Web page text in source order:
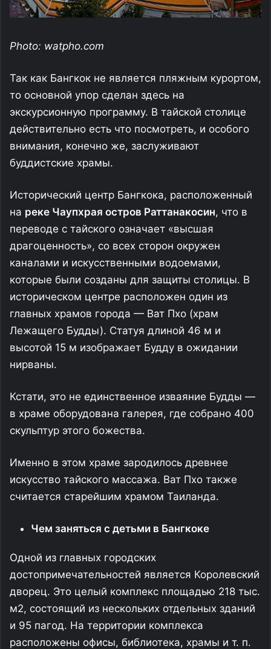
Photo: watpho.com
Так как Бангкок не является пляжным курортом,
то основной упор сделан здесь на
экскурсионную программу. В тайской столице
действительно есть что посмотреть, и особого
внимания, конечно же, заслуживают
буддистские храмы.
Исторический центр Бангкока, расположенный
на реке Чаупхрая остров Раттанакосин, что в
переводе с тайского означает «высшая
драгоценность», со всех сторон окружен
каналами и искусственными водоемами,
которые были созданы для защиты столицы. В
историческом центре расположен один из
главных храмов города — Ват Пхо (храм
Лежащего Будды). Статуя длиной 46 м и
высотой 15 м изображает Будду в ожидании
нирваны.
Кстати, это не единственное изваяние Будды —
в храме оборудована галерея, где собрано 400
скульптур этого божества.
Именно в этом храме зародилось древнее
искусство тайского массажа. Ват Пхо также
считается старейшим храмом Таиланда.
Чем заняться с детьми в Бангкоке
Одной из главных городских
достопримечательностей является Королевский
дворец. Это целый комплекс площадью 218 тыс.
м2, состоящий из нескольких отдельных зданий
и 95 пагод. На территории комплекса
расположены офисы, библиотека, храмы и т. п.